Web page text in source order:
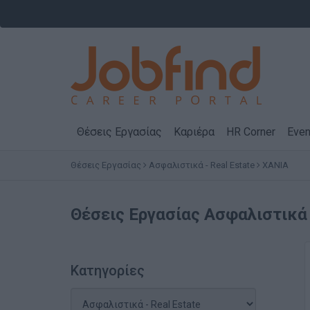
Θέσεις Εργασίας Καριέρα HR Corner
Θέσεις Εργασίας Ασφαλιστικά - Real Estate ΧΑΝΙΑ
Θέσεις Εργασίας
Κατηγορίες